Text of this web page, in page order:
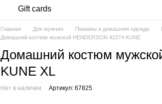
Gift cards
Главная Для мужчин Пижамы и домашняя одежда
Домашний костюм мужской HENDERSON 42274 KUNE
Домашний костюм
KUNE XL
Нет в наличии Артикул: 67825